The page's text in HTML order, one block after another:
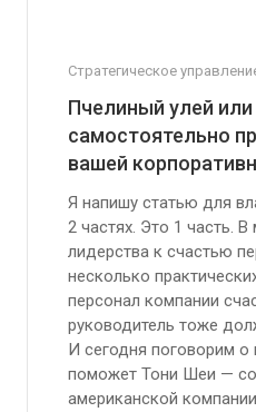
Стратегическое
Пчелиный улей или
самостоятельно
вашей
Я напишу статью для
2 частях. Это 1 часть.
лидерства к счастью
несколько
персонал компании
руководитель тоже
И сегодня поговорим о
поможет Тони Шеи —
американской